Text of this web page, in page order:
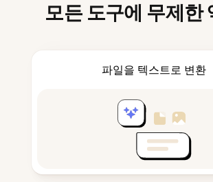
모든 도구에 무제한
파일을 텍스트로 변환